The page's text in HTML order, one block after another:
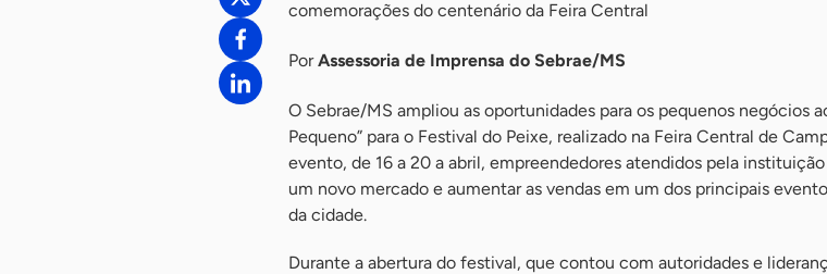
comemorações do centenário da Feira Central
PorAssessoria de Imprensa do Sebrae/MS
O Sebrae/MS ampliou as oportunidades para os pequenos negócios
Pequeno” para o Festival do Peixe, realizado na Feira Central de
evento, de 16 a 20 a abril, empreendedores atendidos pela
um novo mercado e aumentar as vendas em um dos principais
da cidade.
Durante a abertura do festival, que contou com autoridades e